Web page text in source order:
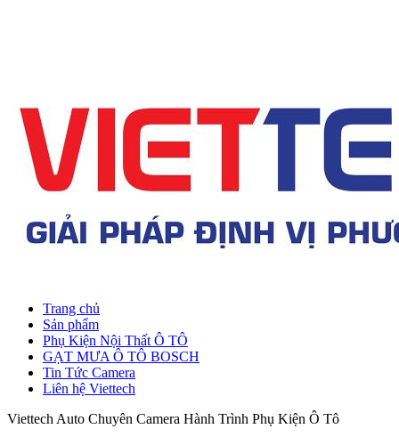
Trang chủ
Sản phẩm
Phụ Kiện Nội Thất Ô TÔ
GẠT MƯA Ô TÔ BOSCH
Tin Tức Camera
Liên hệ Viettech
Viettech Auto Chuyên Camera Hành Trình Phụ Kiện Ô Tô